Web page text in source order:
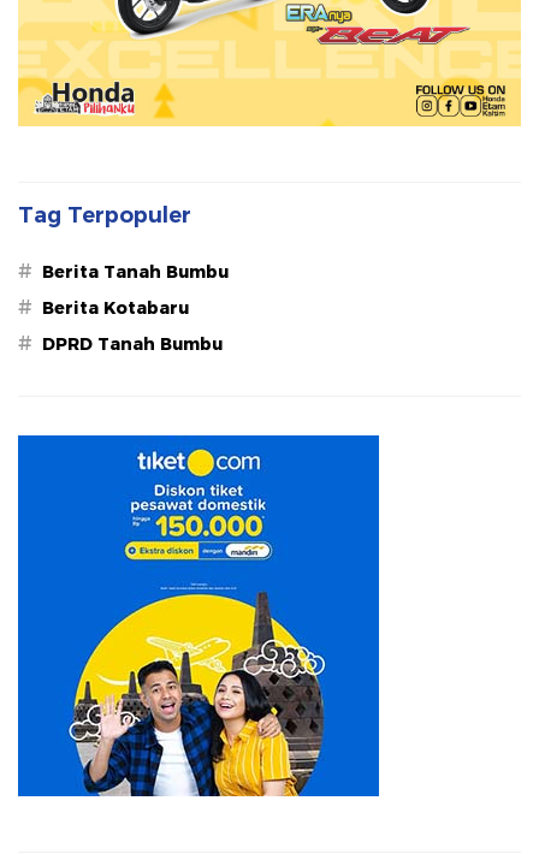
Tag Terpopuler
# Berita Tanah Bumbu
# Berita Kotabaru
# DPRD Tanah Bumbu